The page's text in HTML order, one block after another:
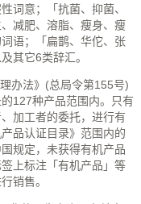
词意；「抗菌、抑菌、
减肥、溶脂、瘦身、瘦
语；「扁鹊、华佗、张
其它6类辞汇。
办法》(总局令第155号)
127种产品范围内。只有
加工者的委托，进行有
品认证目录》范围内的
规定，未获得有机产品
上标注「有机产品」等
销售。